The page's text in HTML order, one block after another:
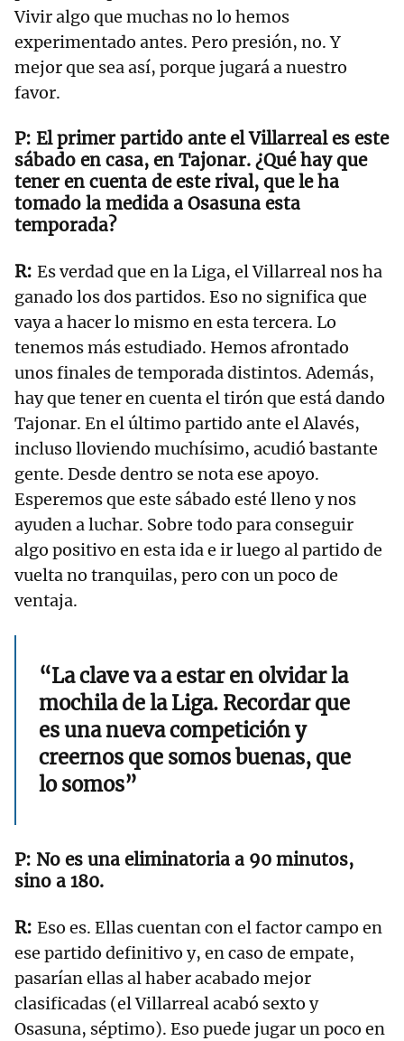
Vivir algo que muchas no lo hemos
experimentado antes. Pero presión, no. Y
mejor que sea así, porque jugará a nuestro
favor.
El primer partido ante el Villarreal es este
sábado en casa, en Tajonar. ¿Qué hay que
tener en cuenta de este rival, que le ha
tomado la medida a Osasuna esta
temporada?
Es verdad que en la Liga, el Villarreal nos ha
ganado los dos partidos. Eso no significa que
vaya a hacer lo mismo en esta tercera. Lo
tenemos más estudiado. Hemos afrontado
unos finales de temporada distintos. Además,
hay que tener en cuenta el tirón que está dando
Tajonar. En el último partido ante el Alavés,
incluso lloviendo muchísimo, acudió bastante
gente. Desde dentro se nota ese apoyo.
Esperemos que este sábado esté lleno y nos
ayuden a luchar. Sobre todo para conseguir
algo positivo en esta ida e ir luego al partido de
vuelta no tranquilas, pero con un poco de
ventaja.
“La clave va a estar en olvidar la
mochila de la Liga. Recordar que
es una nueva competición y
creernos que somos buenas, que
lo somos”
No es una eliminatoria a 90 minutos,
sino a 180.
Eso es. Ellas cuentan con el factor campo en
ese partido definitivo y, en caso de empate,
pasarían ellas al haber acabado mejor
clasificadas (el Villarreal acabó sexto y
Osasuna, séptimo). Eso puede jugar un poco en